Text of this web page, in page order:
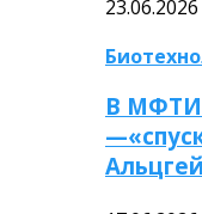
23.06.2026
В МФТИ